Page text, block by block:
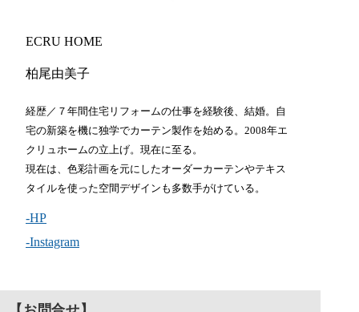
ECRU HOME
柏尾由美子
経歴／７年間住宅リフォームの仕事を経験後、結婚。自
宅の新築を機に独学でカーテン製作を始める。2008年エ
クリュホームの立上げ。現在に至る。
現在は、色彩計画を元にしたオーダーカーテンやテキス
タイルを使った空間デザインも多数手がけている。
-HP
-Instagram